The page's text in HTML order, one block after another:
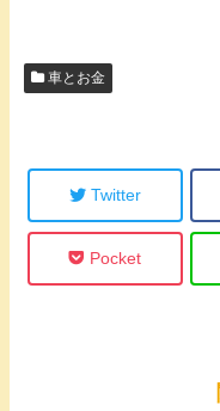
車とお金
Twitter
Pocket